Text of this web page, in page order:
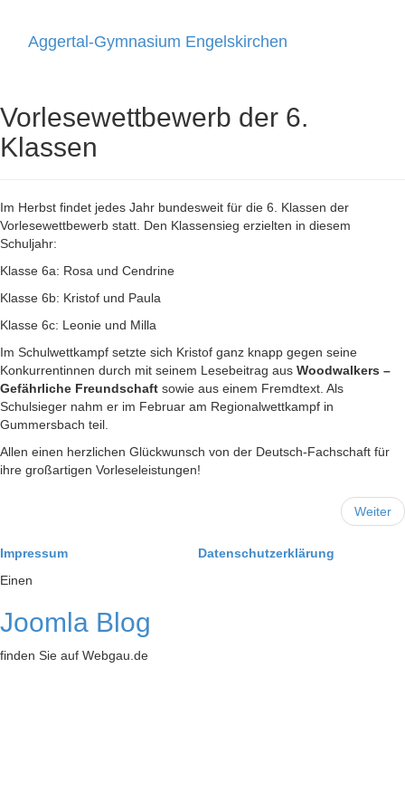
Aggertal-Gymnasium Engelskirchen
Vorlesewettbewerb der 6.
Klassen
Im Herbst findet jedes Jahr bundesweit für die 6. Klassen der
Vorlesewettbewerb statt. Den Klassensieg erzielten in diesem
Schuljahr:
Klasse 6a: Rosa und Cendrine
Klasse 6b: Kristof und Paula
Klasse 6c: Leonie und Milla
Im Schulwettkampf setzte sich Kristof ganz knapp gegen seine
Konkurrentinnen durch mit seinem Lesebeitrag aus Woodwalkers –
Gefährliche Freundschaft sowie aus einem Fremdtext. Als
Schulsieger nahm er im Februar am Regionalwettkampf in
Gummersbach teil.
Allen einen herzlichen Glückwunsch von der Deutsch-Fachschaft für
ihre großartigen Vorleseleistungen!
Weiter
Impressum
Datenschutzerklärung
Einen
Joomla Blog
finden Sie auf Webgau.de